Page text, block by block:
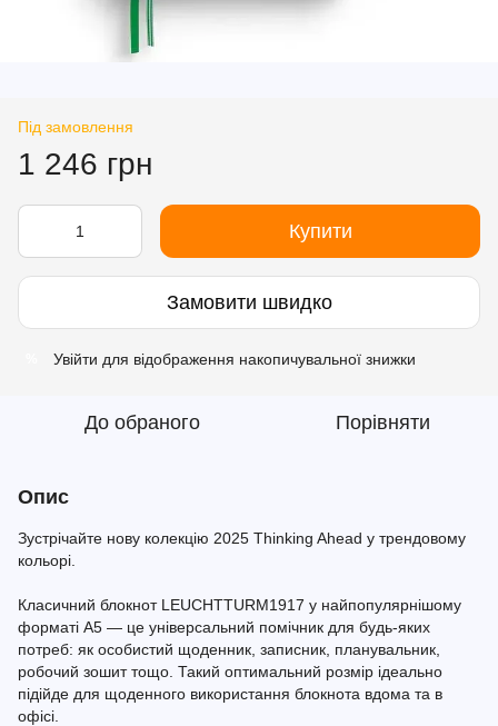
Під замовлення
1 246 грн
Купити
Замовити швидко
Увійти для відображення накопичувальної знижки
До обраного Порівняти
Опис
Зустрічайте нову колекцію 2025 Thinking Ahead у трендовому
кольорі.
Класичний блокнот LEUCHTTURM1917 у найпопулярнішому
форматі A5 — це універсальний помічник для будь-яких
потреб: як особистий щоденник, записник, планувальник,
робочий зошит тощо. Такий оптимальний розмір ідеально
підійде для щоденного використання блокнота вдома та в
офісі.